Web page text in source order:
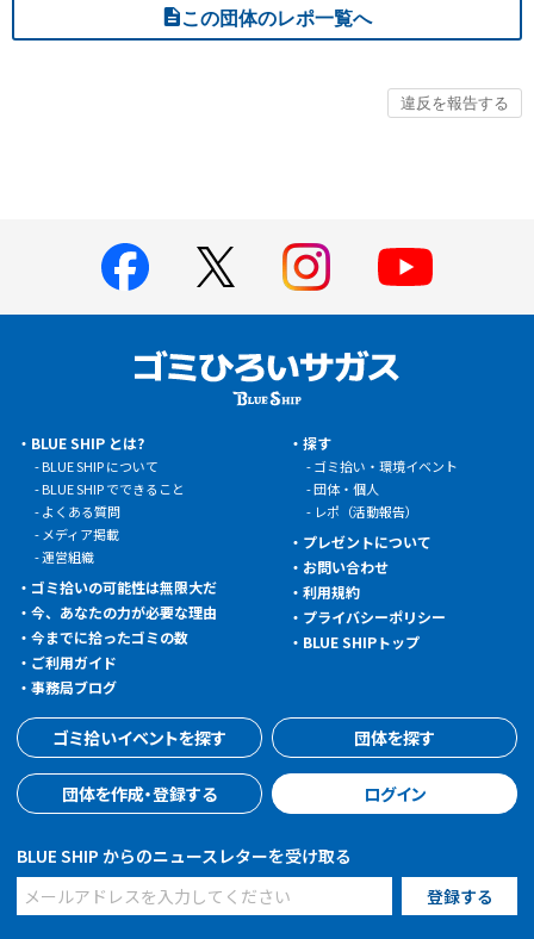
この団体のレポ一覧へ
BLUE SHIP とは?
BLUE SHIP について
BLUE SHIP でできること
よくある質問
メディア掲載
運営組織
ゴミ拾いの可能性は無限大だ
今、あなたの力が必要な理由
今までに拾ったゴミの数
ご利用ガイド
事務局ブログ
探す
ゴミ拾い・環境イベント
団体・個人
レポ（活動報告）
プレゼントについて
お問い合わせ
利用規約
プライバシーポリシー
BLUE SHIPトップ
ゴミ拾いイベントを探す 団体を探す
団体を作成・登録する ログイン
BLUE SHIP からのニュースレターを受け取る